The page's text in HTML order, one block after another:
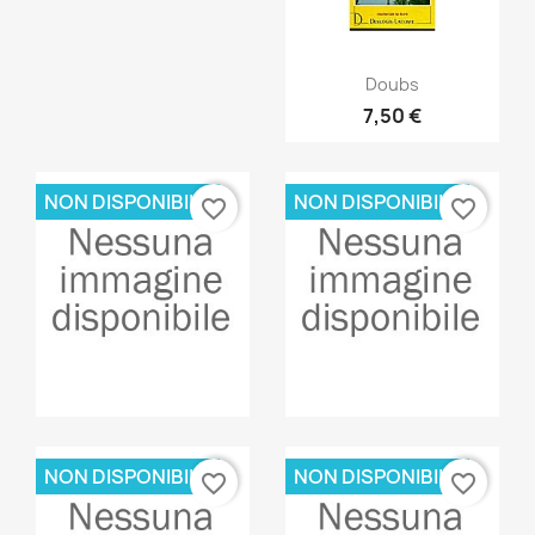
Anteprima
Doubs
7,50 €
NON DISPONIBILEfavorite_border NON DISPONIBILEfavorite_border
NON DISPONIBILEfavorite_border NON DISPONIBILEfavorite_border